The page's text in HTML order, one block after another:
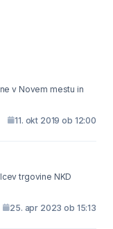
v Novem mestu in
11. okt 2019 ob 12:00
trgovine NKD
25. apr 2023 ob 15:13